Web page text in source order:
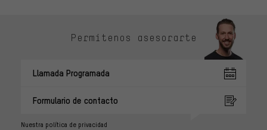
Permítenos asesorarte
Llamada Programada
Formulario de contacto
Nuestra política de privacidad